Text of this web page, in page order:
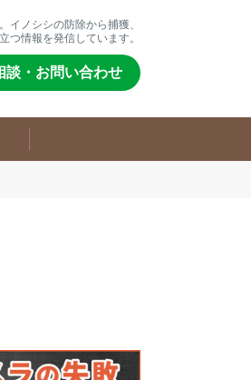
イノシシの防除から捕獲、
つ情報を発信しています。
談・お問い合わせ